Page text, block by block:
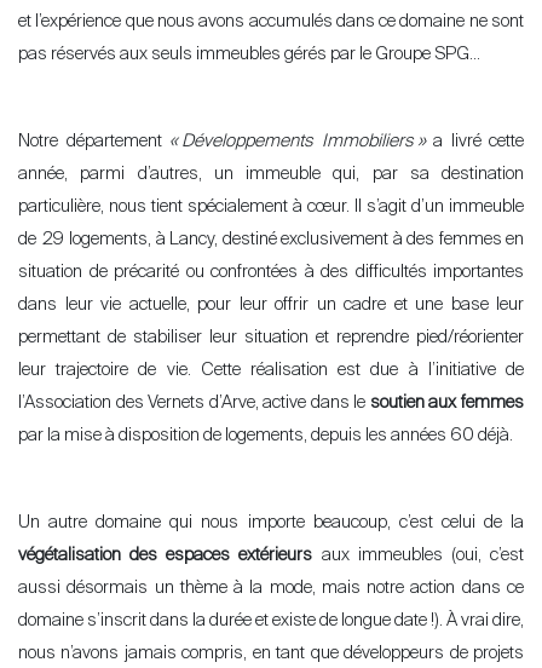
et l ’expérience que nous avons accumulés dans ce domaine ne sont
pas réservés aux seuls immeubles gérés par le Groupe SPG…
Notre département « Développements Immobiliers »a livré cette
année, parmi d ’autres, un immeuble qui, par sa destination
particulière, nous tient spécialement à cœur. Il s’agit d’un immeuble
de 29 logements, à Lancy, destiné exclusivement à des femmes en
situation de précarité ou confrontées à des difficultés importantes
dans leur vie actuelle, pour leur offrir un cadre et une base leur
permettant de stabiliser leur situation et reprendre pied/réorienter
leur trajectoire de vie. Cette réalisation est due à l ’initiative de
l’Association des Vernets d’Arve, active dans le soutien aux femmes
par la mise à disposition de logements, depuis les années 60 déjà.
Un autre domaine qui nous importe beaucoup, c’est celui de la
végétalisation des espaces extérieurs aux immeubles (oui, c’est
aussi désormais un thème à la mode, mais notre action dans ce
domaine s’inscrit dans la durée et existe de longue date !). À vrai dire,
nous n’avons jamais compris, en tant que développeurs de projets